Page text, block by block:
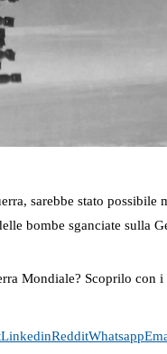
sarebbe stato
bombe sganciate sulla
Mondiale? Scoprilo con
LinkedinRedditWhatsapp